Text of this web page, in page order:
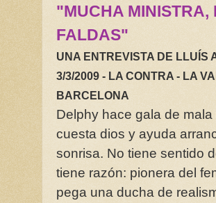
"MUCHA MINISTRA,
FALDAS"
UNA ENTREVISTA DE LLUÍS
3/3/2009 - LA CONTRA - LA
BARCELONA
Delphy hace gala de
cuesta dios y ayuda
sonrisa. No tiene sentido
tiene razón: pionera del
pega una ducha de